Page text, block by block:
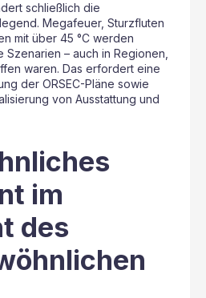
schließlich die
Megafeuer, Sturzfluten
mit über 45 °C werden
Szenarien – auch in Regionen,
waren. Das erfordert eine
der ORSEC-Pläne sowie
von Ausstattung und
im
des